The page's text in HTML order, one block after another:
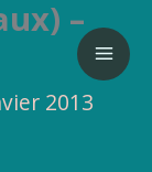
–
2013